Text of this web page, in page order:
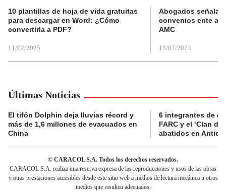
10 plantillas de hoja de vida gratuitas
para descargar en Word: ¿Cómo
convertirla a PDF?
11/02/2025
Abogados
convenios ente
AMC
13/07/2023
Últimas Noticias
El tifón Dolphin deja lluvias récord y
más de 1,6 millones de evacuados en
China
6 integrantes de
FARC y el ‘Clan
abatidos en
© CARACOL S.A. Todos los derechos reservados.
CARACOL S.A. realiza una reserva expresa de las reproducciones y usos de las obras
y otras prestaciones accesibles desde este sitio web a medios de lectura mecánica u otros
medios que resulten adecuados.